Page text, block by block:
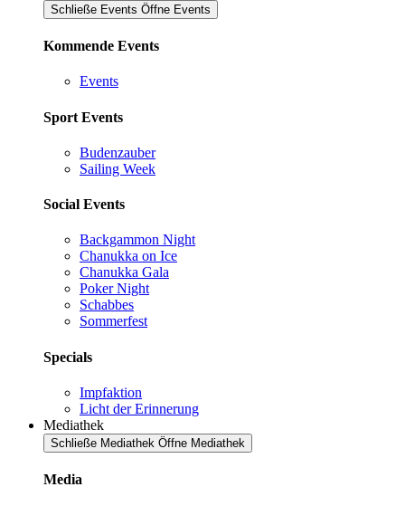
Schließe Events Öffne Events
Kommende Events
Events
Sport Events
Budenzauber
Sailing Week
Social Events
Backgammon Night
Chanukka on Ice
Chanukka Gala
Poker Night
Schabbes
Sommerfest
Specials
Impfaktion
Licht der Erinnerung
Mediathek
Schließe Mediathek Öffne Mediathek
Media